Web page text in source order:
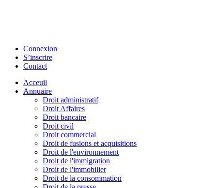
Connexion
S’inscrire
Contact
Acceuil
Annuaire
Droit administratif
Droit Affaires
Droit bancaire
Droit civil
Droit commercial
Droit de fusions et acquisitions
Droit de l'environnement
Droit de l'immigration
Droit de l'immobilier
Droit de la consommation